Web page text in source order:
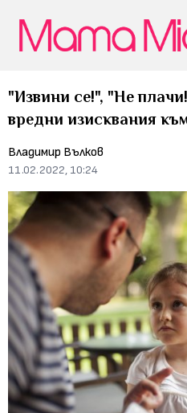
"Извини се!", "Не
вредни изисквания
Владимир Вълков
11.02.2022, 10:24